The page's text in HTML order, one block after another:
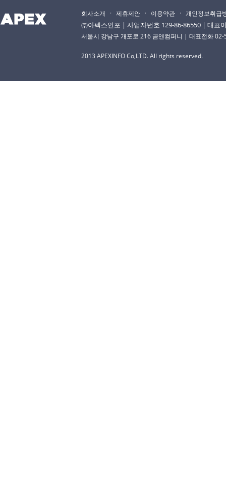
회사소개 · 제휴제안 · 이용약관 · 개인정보취급
㈜아펙스인포 | 사업자번호 129-86-86550 | 대표
서울시 강남구 개포로 216 곰앤컴퍼니 | 대표전화
2013 APEXINFO Co,LTD. All rights reserved.